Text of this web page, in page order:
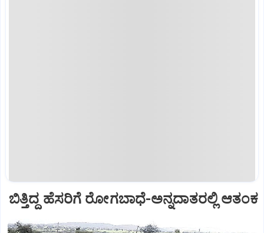
ಬಿತ್ತಿದ್ದ ಹೆಸರಿಗೆ ರೋಗಬಾಧೆ-ಅನ್ನದಾತರಲ್ಲಿ ಆತಂಕ